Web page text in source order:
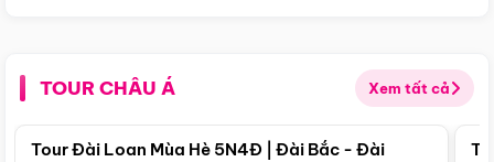
TOUR CHÂU Á Xem tất cả
Điểm nổi bật
Tour Đài Loan Mùa Hè 5N4Đ | Đài Bắc - Đài